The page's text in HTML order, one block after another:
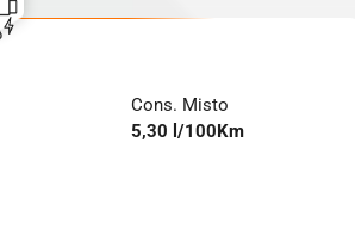
Cons. Misto
5,30 l/100Km